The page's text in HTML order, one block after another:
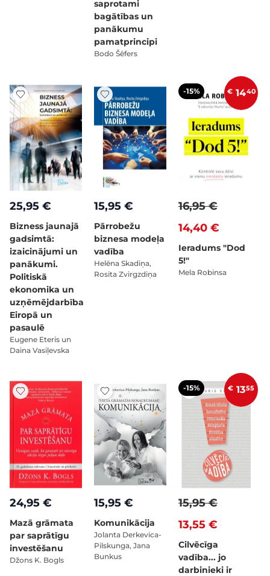
saprotami
bagātības un
panākumu
pamatprincipi
Bodo Šēfers
25,95 €
Bizness jaunajā
gadsimtā:
izaicinājumi un
panākumi.
Politiskā
ekonomika un
uzņēmējdarbība
Eiropā un
pasaulē
Eugene Eteris un
Daina Vasiļevska
15,95 €
Pārrobežu
biznesa modeļa
vadība
Helēna Skadiņa,
Rosita Zvirgzdiņa
-15% € 1440
14,40 €
16,95 €
Ieradums "Dod
5!"
Mela Robinsa
24,95 €
Mazā grāmata
par saprātīgu
investēšanu
Džons K. Bogls
15,95 €
Komunikācija
Jolanta Derkevica-
Pilskunga, Jana
Bunkus
-15% € 1355
13,55 €
15,95 €
Cilvēcīga
vadība... jo
darbinieki ir